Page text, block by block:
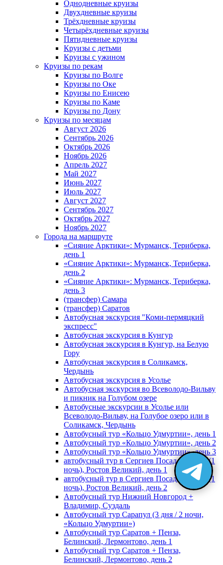
Однодневные круизы
Двухдневные круизы
Трёхдневные круизы
Четырёхдневные круизы
Пятидневные круизы
Круизы с детьми
Круизы с ужином
Круизы по рекам
Круизы по Волге
Круизы по Оке
Круизы по Енисею
Круизы по Каме
Круизы по Дону
Круизы по месяцам
Август 2026
Сентябрь 2026
Октябрь 2026
Ноябрь 2026
Апрель 2027
Май 2027
Июнь 2027
Июль 2027
Август 2027
Сентябрь 2027
Октябрь 2027
Ноябрь 2027
Города на маршруте
«Сияние Арктики»: Мурманск, Териберка,
день 1
«Сияние Арктики»: Мурманск, Териберка,
день 2
«Сияние Арктики»: Мурманск, Териберка,
день 3
(трансфер) Самара
(трансфер) Саратов
Автобусная экскурсия "Коми-пермяцкий
экспресс"
Автобусная экскурсия в Кунгур
Автобусная экскурсия в Кунгур, на Белую
Гору
Автобусная экскурсия в Соликамск,
Чердынь
Автобусная экскурсия в Усолье
Автобусная экскурсия во Всеволодо-Вильву
и пикник на Голубом озере
Автобусные экскурсии в Усолье или
Всеволодо-Вильву, на Голубое озеро или в
Соликамск, Чердынь
Автобусный тур «Кольцо Удмуртии», день 1
Автобусный тур «Кольцо Удмуртии», день 2
Автобусный тур «Кольцо Удмуртии», день 3
автобусный тур в Сергиев Посад, Москву (1
ночь), Ростов Великий, день 1
автобусный тур в Сергиев Посад, Москву (1
ночь), Ростов Великий, день 2
Автобусный тур Нижний Новгород +
Владимир, Суздаль
Автобусный тур Сарапул (3 дня / 2 ночи,
«Кольцо Удмуртии»)
Автобусный тур Саратов + Пенза,
Белинский, Лермонтово, день 1
Автобусный тур Саратов + Пенза,
Белинский, Лермонтово, день 2